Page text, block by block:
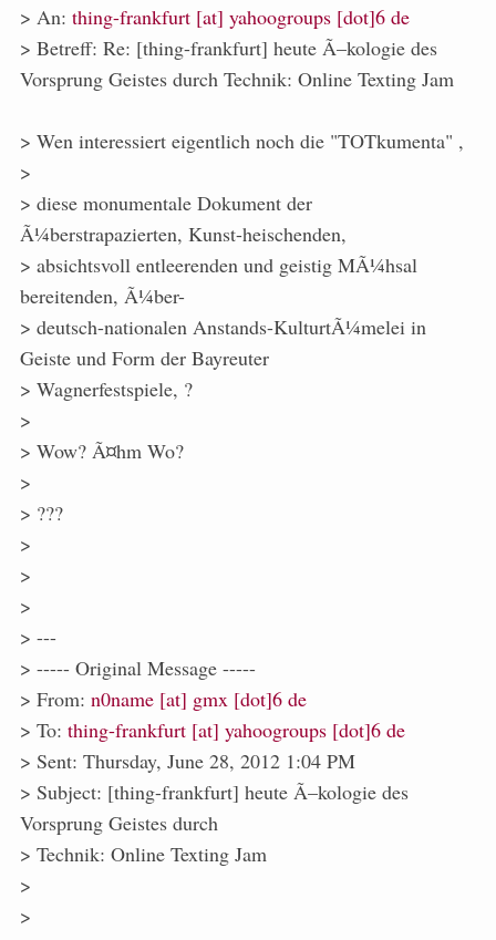
> An: thing-frankfurt [at] yahoogroups [dot]6 de
> Betreff: Re: [thing-frankfurt] heute Ã–kologie des
Vorsprung Geistes durch Technik: Online Texting Jam
> Wen interessiert eigentlich noch die "TOTkumenta" ,
>
> diese monumentale Dokument der
Ã¼berstrapazierten, Kunst-heischenden,
> absichtsvoll entleerenden und geistig MÃ¼hsal
bereitenden, Ã¼ber-
> deutsch-nationalen Anstands-KulturtÃ¼melei in
Geiste und Form der Bayreuter
> Wagnerfestspiele, ?
>
> Wow? Ã¤hm Wo?
>
> ???
>
>
>
> ---
> ----- Original Message -----
> From: n0name [at] gmx [dot]6 de
> To: thing-frankfurt [at] yahoogroups [dot]6 de
> Sent: Thursday, June 28, 2012 1:04 PM
> Subject: [thing-frankfurt] heute Ã–kologie des
Vorsprung Geistes durch
> Technik: Online Texting Jam
>
>